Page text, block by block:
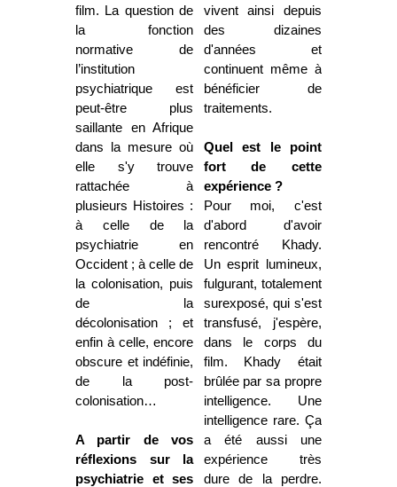
film. La question de
la fonction
normative de
l’institution
psychiatrique est
peut-être plus
saillante en Afrique
dans la mesure où
elle s'y trouve
rattachée à
plusieurs Histoires :
à celle de la
psychiatrie en
Occident ; à celle de
la colonisation, puis
de la
décolonisation ; et
enfin à celle, encore
obscure et indéfinie,
de la post-
colonisation…
A partir de vos
réflexions sur la
psychiatrie et ses
vivent ainsi depuis
des dizaines
d'années et
continuent même à
bénéficier de
traitements.
Quel est le point
fort de cette
expérience ?
Pour moi, c'est
d'abord d'avoir
rencontré Khady.
Un esprit lumineux,
fulgurant, totalement
surexposé, qui s'est
transfusé, j'espère,
dans le corps du
film. Khady était
brûlée par sa propre
intelligence. Une
intelligence rare. Ça
a été aussi une
expérience très
dure de la perdre.